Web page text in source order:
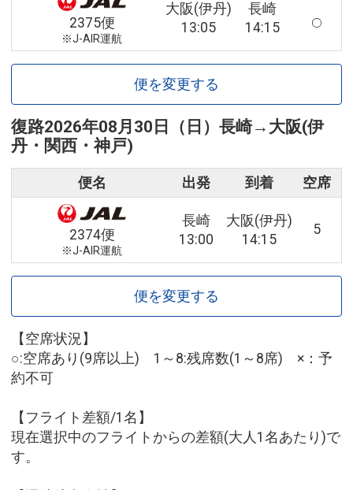
2375便
※J-AIR運航
大阪(伊丹)
13:05
長崎
14:15
便を変更する
復路2026年08月30日（日） 長崎→ 大阪(伊
丹・関西・神戸)
便名 出発 到着 空席
2374便
※J-AIR運航
長崎
13:00
大阪(伊丹)
14:15
5
便を変更する
【空席状況】
○:空席あり(9席以上) 1～8:残席数(1～8席) ×：予
約不可
【フライト差額/1名】
現在選択中のフライトからの差額(大人1名あたり)で
す。